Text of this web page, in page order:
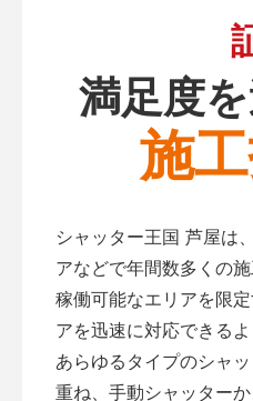
満足度
施
シャッター王国 芦屋は
アなどで年間数多くの施
稼働可能なエリアを限
アを迅速に対応できるよ
あらゆるタイプのシャ
重ね、手動シャッター